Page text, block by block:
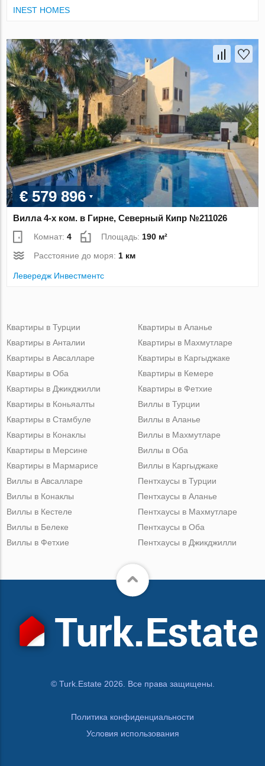
INEST HOMES
€ 579 896
Вилла 4-х ком. в Гирне, Северный Кипр №211026
Комнат:4 Площадь: 190 м²
Расстояние до моря: 1 км
Левередж Инвестментс
Квартиры в Турции
Квартиры в Анталии
Квартиры в Авсалларе
Квартиры в Оба
Квартиры в Джикджилли
Квартиры в Аланье
Квартиры в Махмутларе
Квартиры в Каргыджаке
Квартиры в Кемере
Квартиры в Фетхие
Квартиры в Коньяалты
Квартиры в Стамбуле
Квартиры в Конаклы
Квартиры в Мерсине
Квартиры в Мармарисе
Виллы в Турции
Виллы в Аланье
Виллы в Махмутларе
Виллы в Оба
Виллы в Каргыджаке
Виллы в Авсалларе
Виллы в Конаклы
Виллы в Кестеле
Виллы в Белеке
Виллы в Фетхие
Пентхаусы в Турции
Пентхаусы в Аланье
Пентхаусы в Махмутларе
Пентхаусы в Оба
Пентхаусы в Джикджилли
© Turk.Estate 2026. Все права защищены.
Политика конфиденциальности
Условия использования